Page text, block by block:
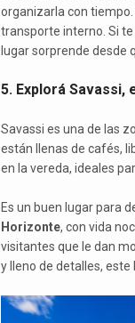
organizarla con
transporte interno. Si
lugar sorprende desde
5. Explorá Savassi,
Savassi es una de las
están llenas de cafés,
en la vereda, ideales
Es un buen lugar para
Horizonte, con vida
visitantes que le dan
y lleno de detalles,